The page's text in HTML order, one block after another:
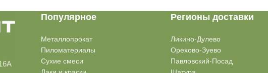
Популярное
Металлопрокат
Пиломатериалы
Сухие смеси
Регионы доставки
Ликино-Дулево
Орехово-Зуево
Павловский-Посад